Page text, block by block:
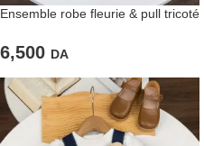
Ensemble robe fleurie & pull tricoté
moderne
6,500 DA